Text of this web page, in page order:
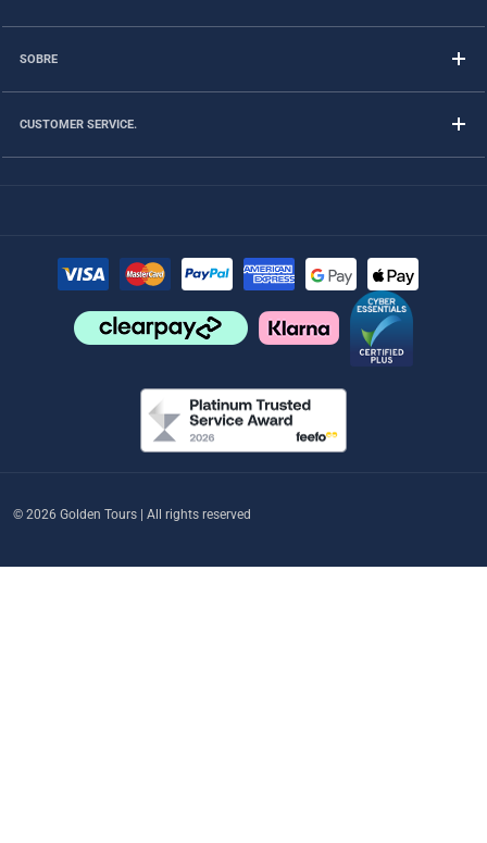
SOBRE
CUSTOMER SERVICE.
© 2026 Golden Tours | All rights reserved